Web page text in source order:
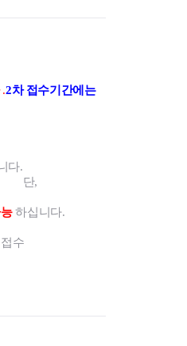
.2차 접수기간에는
다.
단,
하십니다.
수